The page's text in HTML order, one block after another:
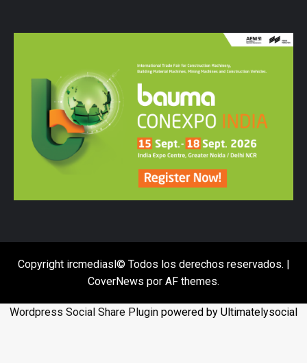
Copyright ircmediasl© Todos los derechos reservados. |
CoverNews por AF themes.
Wordpress Social Share Plugin powered by Ultimatelysocial